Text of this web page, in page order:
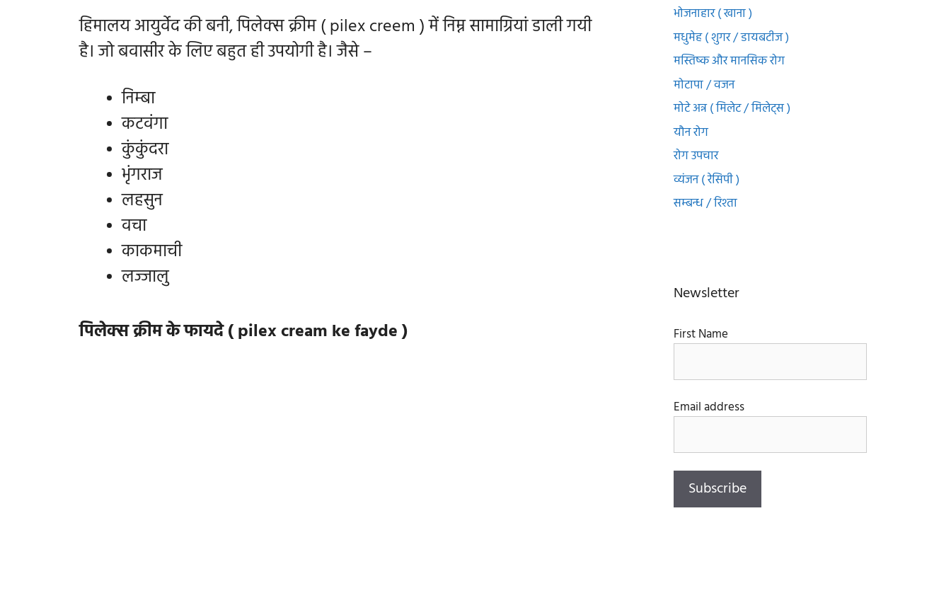
हिमालय आयुर्वेद की बनी, पिलेक्स क्रीम (pilex creem ) में निम्न सामाग्रियां डाली गयी
है। जो बवासीर के लिए बहुत ही उपयोगी है। जैसे –
निम्बा
कटवंगा
कुंकुंदरा
भृंगराज
लहसुन
वचा
काकमाची
लज्जालु
पिलेक्स क्रीम के फायदे ( pilex cream ke fayde )
भोजनाहार ( खाना )
मधुमेह ( शुगर / डायबटीज )
मस्तिष्क और मानसिक रोग
मोटापा / वजन
मोटे अन्न ( मिलेट / मिलेट्स )
यौन रोग
रोग उपचार
व्यंजन ( रेसिपी )
सम्बन्ध / रिश्ता
Newsletter
First Name
Email address